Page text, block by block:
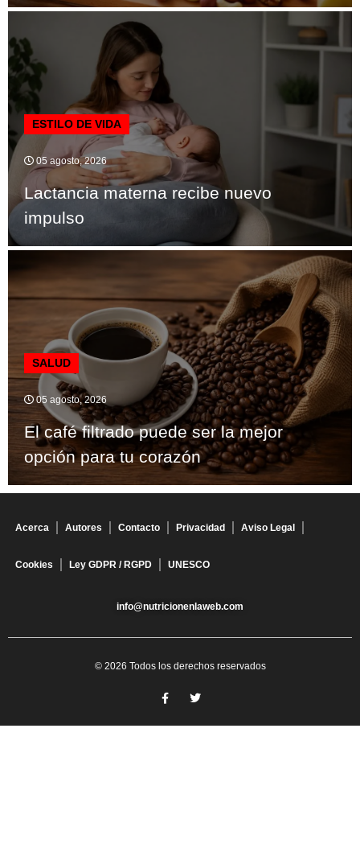
ESTILO DE VIDA
05 agosto, 2026
Lactancia materna recibe nuevo
impulso
SALUD
05 agosto, 2026
El café filtrado puede ser la mejor
opción para tu corazón
Acerca Autores Contacto Privacidad Aviso Legal
Cookies Ley GDPR / RGPD UNESCO
info@nutricionenlaweb.com
© 2026 Todos los derechos reservados